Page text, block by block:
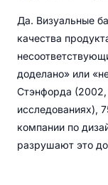
Да. Визуальные
качества
доделано» или
Стэнфорда
исследованиях),
компании по
разрушают это